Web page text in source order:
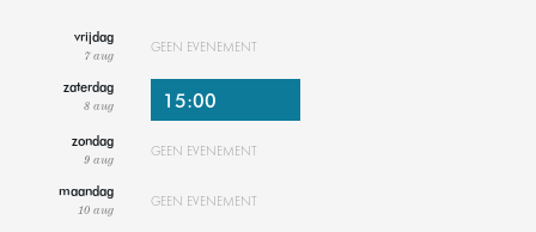
vrijdag
7 aug
GEEN EVENEMENT
zaterdag
8 aug 15:00
zondag
9 aug
GEEN EVENEMENT
maandag
10 aug
GEEN EVENEMENT